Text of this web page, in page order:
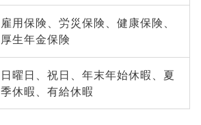
雇用保険、労災保険、健康保険、
厚生年金保険
日曜日、祝日、年末年始休暇、夏
季休暇、有給休暇